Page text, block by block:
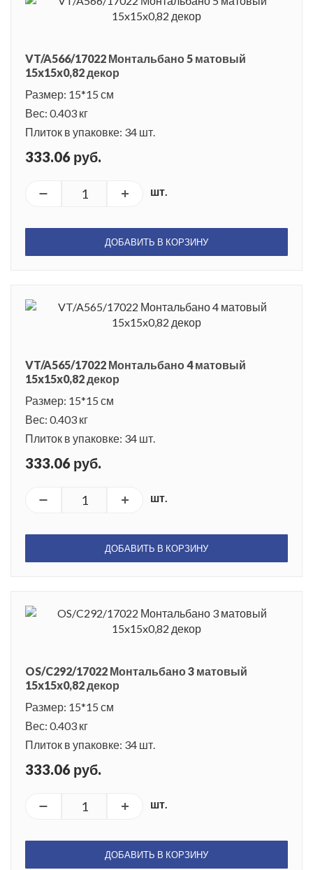
VT/A566/17022 Монтальбано 5 матовый
15x15x0,82 декор
Размер: 15*15 см
Вес: 0.403 кг
Плиток в упаковке: 34 шт.
333.06 руб.
шт.
ДОБАВИТЬ В КОРЗИНУ
VT/A565/17022 Монтальбано 4 матовый
15x15x0,82 декор
Размер: 15*15 см
Вес: 0.403 кг
Плиток в упаковке: 34 шт.
333.06 руб.
шт.
ДОБАВИТЬ В КОРЗИНУ
OS/C292/17022 Монтальбано 3 матовый
15x15x0,82 декор
Размер: 15*15 см
Вес: 0.403 кг
Плиток в упаковке: 34 шт.
333.06 руб.
шт.
ДОБАВИТЬ В КОРЗИНУ